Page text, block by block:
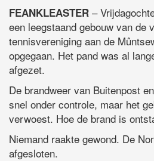
FEANKLEASTER –
een leegstaand gebouw van de
tennisvereniging aan de
opgegaan. Het pand was al
afgezet.
De brandweer van Buitenpost
snel onder controle, maar het
verwoest. Hoe de brand is
Niemand raakte gewond. De
afgesloten.